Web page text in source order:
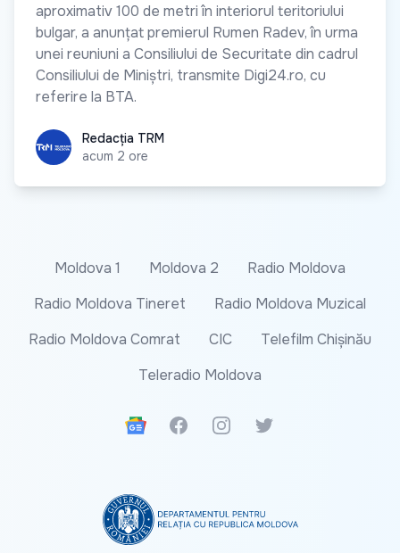
aproximativ 100 de metri în interiorul teritoriului
bulgar, a anunțat premierul Rumen Radev, în urma
unei reuniuni a Consiliului de Securitate din cadrul
Consiliului de Miniștri, transmite Digi24.ro, cu
referire la BTA.
Redacția TRM
Redacția TRM
acum 2 ore
Moldova 1 Moldova 2
Radio Moldova
Radio Moldova Tineret
Radio Moldova Muzical
Radio Moldova Comrat
CIC
Telefilm Chișinău
Teleradio Moldova
Google News
FacebookInstagramTwitter